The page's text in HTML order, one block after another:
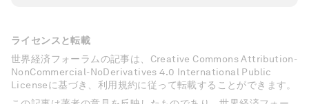
ライセンスと転載
世界経済フォーラムの記事は、Creative Commons Attribution-
NonCommercial-NoDerivatives 4.0 International Public
Licenseに基づき、利用規約に従って転載することができます。